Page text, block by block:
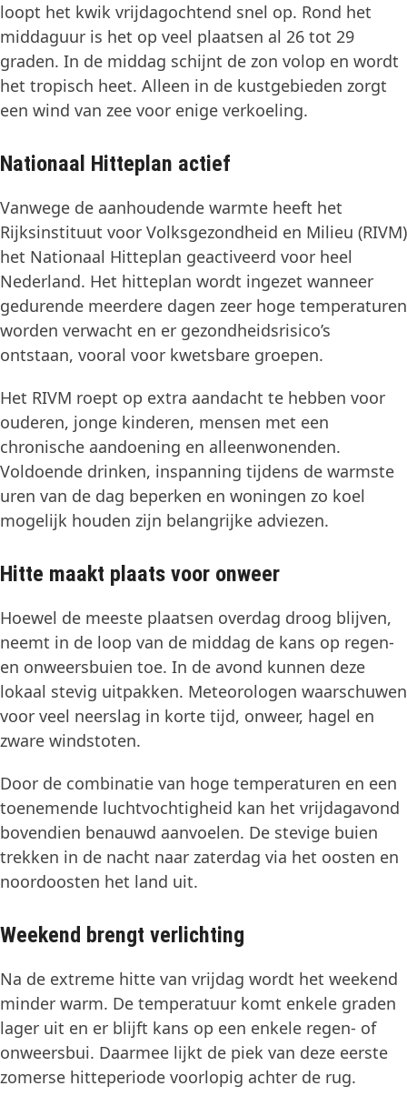
loopt het kwik vrijdagochtend snel op. Rond het
middaguur is het op veel plaatsen al 26 tot 29
graden. In de middag schijnt de zon volop en wordt
het tropisch heet. Alleen in de kustgebieden zorgt
een wind van zee voor enige verkoeling.
Nationaal Hitteplan actief
Vanwege de aanhoudende warmte heeft het
Rijksinstituut voor Volksgezondheid en Milieu (RIVM)
het Nationaal Hitteplan geactiveerd voor heel
Nederland. Het hitteplan wordt ingezet wanneer
gedurende meerdere dagen zeer hoge temperaturen
worden verwacht en er gezondheidsrisico’s
ontstaan, vooral voor kwetsbare groepen.
Het RIVM roept op extra aandacht te hebben voor
ouderen, jonge kinderen, mensen met een
chronische aandoening en alleenwonenden.
Voldoende drinken, inspanning tijdens de warmste
uren van de dag beperken en woningen zo koel
mogelijk houden zijn belangrijke adviezen.
Hitte maakt plaats voor onweer
Hoewel de meeste plaatsen overdag droog blijven,
neemt in de loop van de middag de kans op regen-
en onweersbuien toe. In de avond kunnen deze
lokaal stevig uitpakken. Meteorologen waarschuwen
voor veel neerslag in korte tijd, onweer, hagel en
zware windstoten.
Door de combinatie van hoge temperaturen en een
toenemende luchtvochtigheid kan het vrijdagavond
bovendien benauwd aanvoelen. De stevige buien
trekken in de nacht naar zaterdag via het oosten en
noordoosten het land uit.
Weekend brengt verlichting
Na de extreme hitte van vrijdag wordt het weekend
minder warm. De temperatuur komt enkele graden
lager uit en er blijft kans op een enkele regen- of
onweersbui. Daarmee lijkt de piek van deze eerste
zomerse hitteperiode voorlopig achter de rug.